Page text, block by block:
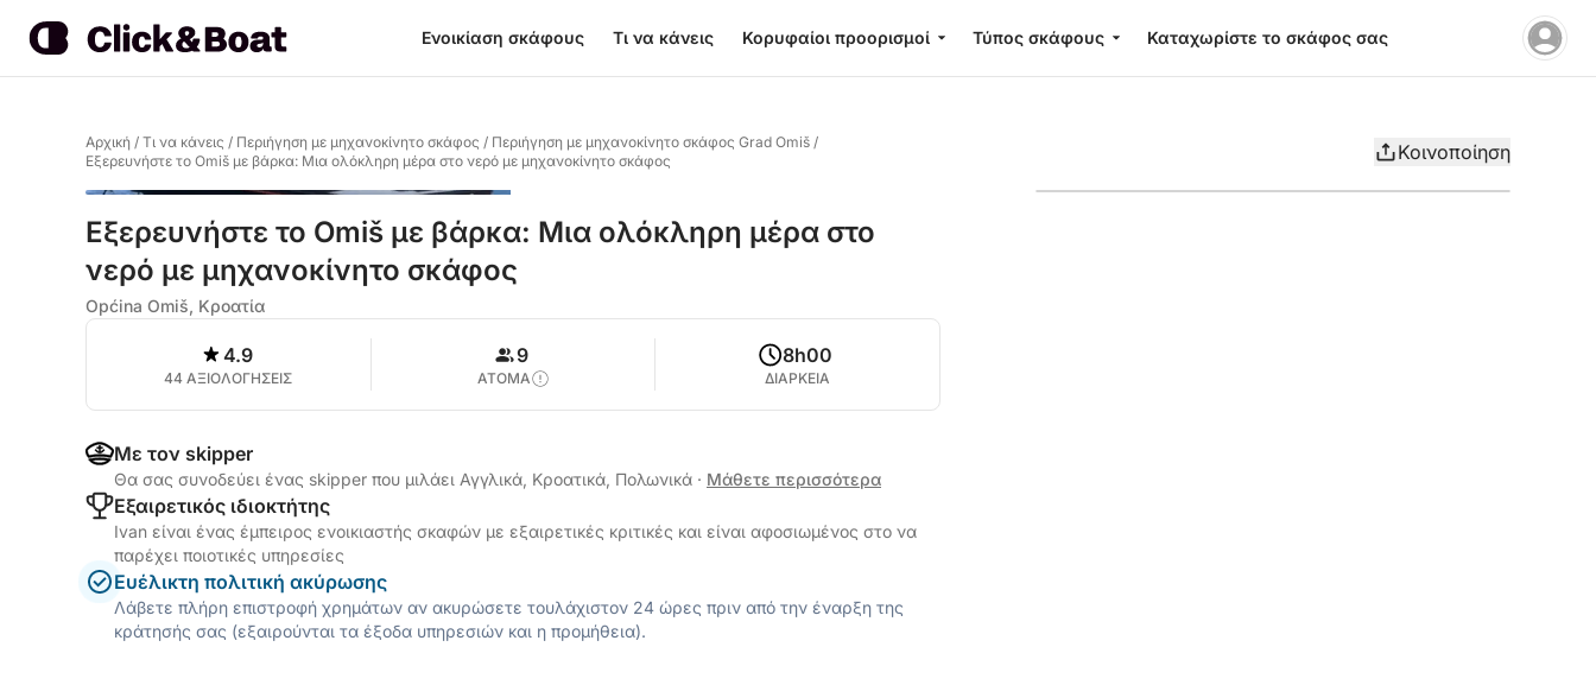
Ενοικίαση σκάφους Τι να κάνεις Κορυφαίοι προορισμοί Τύπος σκάφους Καταχωρίστε το σκάφος σας
Αρχική / Τι να κάνεις / Περιήγηση με μηχανοκίνητο σκάφος / Περιήγηση με μηχανοκίνητο σκάφος Grad Omiš /
Εξερευνήστε το Omiš με βάρκα: Μια ολόκληρη μέρα στο νερό με μηχανοκίνητο σκάφος
Κοινοποίηση
Εξερευνήστε το Omiš με βάρκα: Μια ολόκληρη μέρα στο
νερό με μηχανοκίνητο σκάφος
Općina Omiš, Κροατία
4.9
44 ΑΞΙΟΛΟΓΗΣΕΙΣ
9
ΑΤΟΜΑ
8h00
ΔΙΑΡΚΕΙΑ
Με τον skipper
Θα σας συνοδεύει ένας skipper που μιλάει Αγγλικά, Κροατικά, Πολωνικά · Μάθετε περισσότερα
Εξαιρετικός ιδιοκτήτης
Ivan είναι ένας έμπειρος ενοικιαστής σκαφών με εξαιρετικές κριτικές και είναι αφοσιωμένος στο να
παρέχει ποιοτικές υπηρεσίες
Ευέλικτη πολιτική ακύρωσης
Λάβετε πλήρη επιστροφή χρημάτων αν ακυρώσετε τουλάχιστον 24 ώρες πριν από την έναρξη της
κράτησής σας (εξαιρούνται τα έξοδα υπηρεσιών και η προμήθεια).